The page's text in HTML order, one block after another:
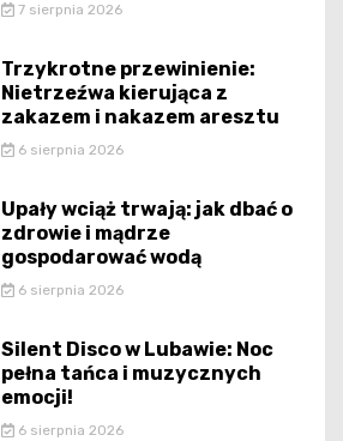
7 sierpnia 2026
Trzykrotne przewinienie:
Nietrzeźwa kierująca z
zakazem i nakazem aresztu
6 sierpnia 2026
Upały wciąż trwają: jak dbać o
zdrowie i mądrze
gospodarować wodą
6 sierpnia 2026
Silent Disco w Lubawie: Noc
pełna tańca i muzycznych
emocji!
6 sierpnia 2026